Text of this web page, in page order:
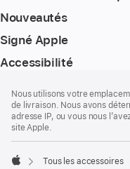
Nouveautés
Signé Apple
Accessibilité
de
page
de
bas
de
Nous utilisons votre
de livraison. Nous avons
adresse IP, ou vous nous
site Apple.
Tous les accessoires